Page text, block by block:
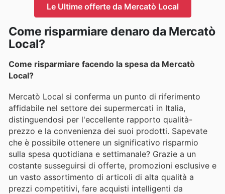
Le Ultime offerte da Mercatò Local
Come risparmiare denaro da Mercatò
Local?
Come risparmiare facendo la spesa da Mercatò
Local?
Mercatò Local si conferma un punto di riferimento
affidabile nel settore dei supermercati in Italia,
distinguendosi per l'eccellente rapporto qualità-
prezzo e la convenienza dei suoi prodotti. Sapevate
che è possibile ottenere un significativo risparmio
sulla spesa quotidiana e settimanale? Grazie a un
costante susseguirsi di offerte, promozioni esclusive e
un vasto assortimento di articoli di alta qualità a
prezzi competitivi, fare acquisti intelligenti da